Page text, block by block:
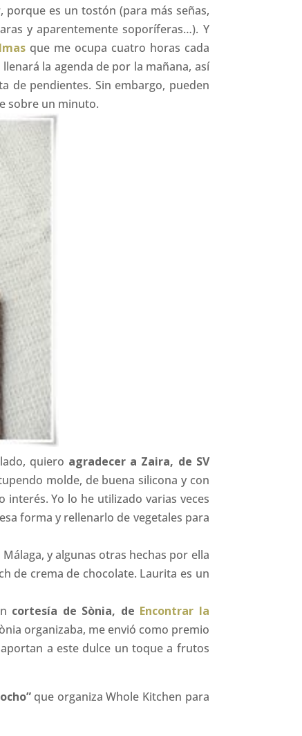
es un tostón (para más señas,
y aparentemente soporíferas…). Y
que me ocupa cuatro horas cada
la agenda de por la mañana, así
de pendientes. Sin embargo, pueden
sobre un minuto.
quiero agradecer a Zaira, de SV
molde, de buena silicona y con
Yo lo he utilizado varias veces
forma y rellenarlo de vegetales para
y algunas otras hechas por ella
de crema de chocolate. Laurita es un
cortesía de Sònia, de Encontrar la
organizaba, me envió como premio
a este dulce un toque a frutos
que organiza Whole Kitchen para